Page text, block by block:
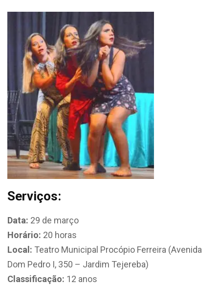
Serviços:
Data: 29 de março
Horário: 20 horas
Local: Teatro Municipal Procópio Ferreira (Avenida
Dom Pedro I, 350 – Jardim Tejereba)
Classificação: 12 anos